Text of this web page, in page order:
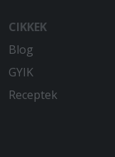
CIKKEK
Blog
GYIK
Receptek